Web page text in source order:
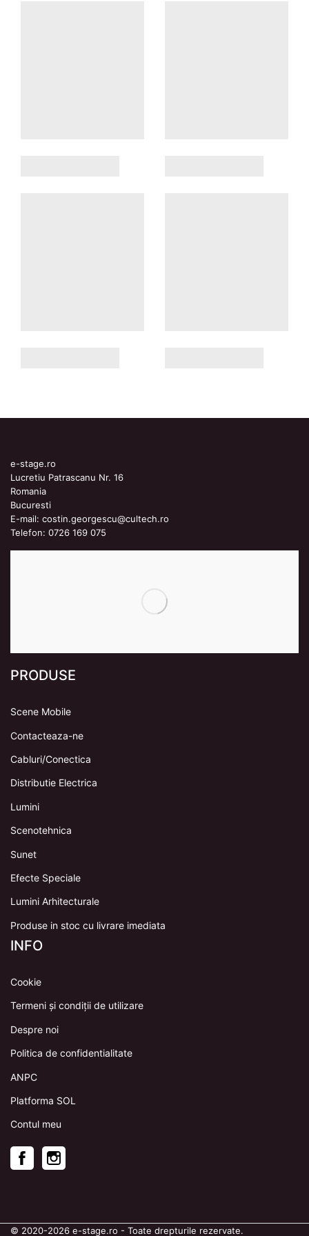
e-stage.ro
Lucretiu Patrascanu Nr. 16
Romania
Bucuresti
E-mail: costin.georgescu@cultech.ro
Telefon: 0726 169 075
PRODUSE
Scene Mobile
Contacteaza-ne
Cabluri/Conectica
Distributie Electrica
Lumini
Scenotehnica
Sunet
Efecte Speciale
Lumini Arhitecturale
Produse in stoc cu livrare imediata
INFO
Cookie
Termeni și condiții de utilizare
Despre noi
Politica de confidentialitate
ANPC
Platforma SOL
Contul meu
Facebook
© 2020-2026 e-stage.ro - Toate drepturile rezervate.